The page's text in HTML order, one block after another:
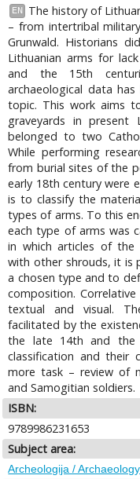
EN
The history of
– from intertribal
Grunwald. Historians
Lithuanian arms for
and the 15th
archaeological data
topic. This work aims
graveyards in present
belonged to two
While performing
from burial sites of the
early 18th century were
is to classify the
types of arms. To this
each type of arms was
in which articles of the
with other shrouds, it is
a chosen type and to
composition.
textual and visual.
facilitated by the
the late 14th and the
classification and their
more task – review of
and Samogitian soldiers.
ISBN:
9789986231653
Subject area:
Archeologija / Archaeology